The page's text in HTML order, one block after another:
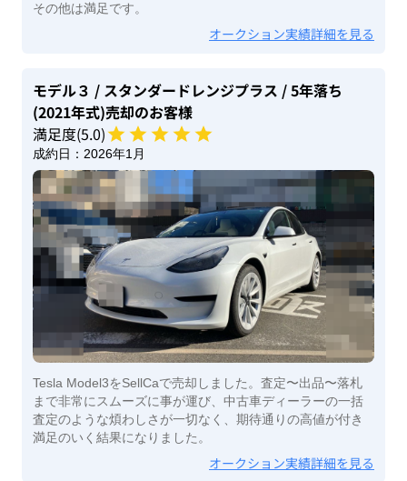
その他は満足です。
オークション実績詳細を見る
モデル３ / スタンダードレンジプラス / 5年落ち
(2021年式)売却のお客様
満足度(5.0)
成約日： 2026年1月
Tesla Model3をSellCaで売却しました。査定〜出品〜落札
まで非常にスムーズに事が運び、中古車ディーラーの一括
査定のような煩わしさが一切なく、期待通りの高値が付き
満足のいく結果になりました。
オークション実績詳細を見る